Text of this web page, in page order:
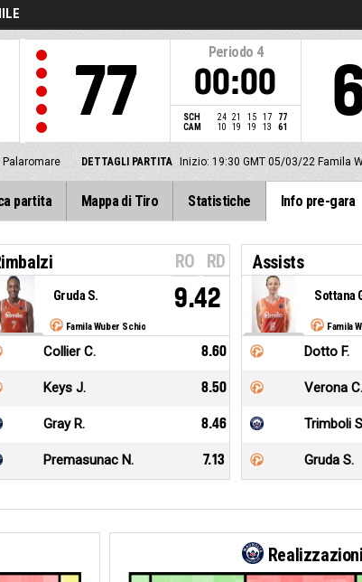
77
Periodo 4
00:00
SCH 24 21 15 17
77
CAM
10 19 19 13 61
Palaromare DETTAGLI PARTITA Inizio: 19:30 GMT 05/03/22 Famila
partita Mappa di Tiro Statistiche Info pre-gara
RO RD
Famila Wuber Schio
Gruda S. 9.42
Collier C. 8.60
Keys J. 8.50
Gray R. 8.46
Premasunac N. 7.13
Assists
Famila
Sottana
Dotto F.
Verona C.
Trimboli
Gruda S.
Realizzazioni